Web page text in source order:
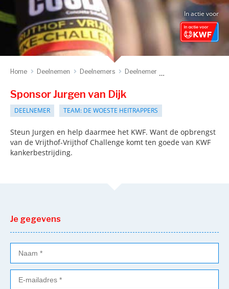
In actie voor
Home Deelnemen Deelnemers Deelnemer
Sponsor Jurgen van Dijk
DEELNEMER TEAM: DE WOESTE HEITRAPPERS
Steun Jurgen en help daarmee het KWF. Want de opbrengst
van de Vrijthof-Vrijthof Challenge komt ten goede van KWF
kankerbestrijding.
Je gegevens